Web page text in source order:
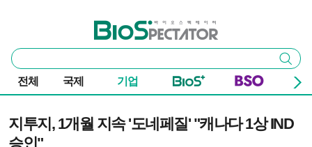
바이오스펙테이터
통
합
검
색
검색
전체 국제 기업
지투지, 1개월 지속 '도네페질' "캐나다 1상 IND
승인"